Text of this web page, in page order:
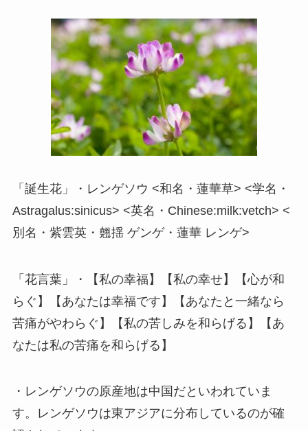
「誕生花」・レンゲソウ <和名・蓮華草> <学名・
Astragalus:sinicus> <英名・Chinese:milk:vetch> <
別名・紫雲英・翹揺 ゲンゲ・蓮華 レンゲ>
「花言葉」・【私の幸福】【私の幸せ】【心が和
らぐ】【あなたは幸福です】【あなたと一緒なら
苦痛がやわらぐ】【私の苦しみを和らげる】【あ
なたは私の苦痛を和らげる】
・レンゲソウの原産地は中国だといわれていま
す。レンゲソウは東アジアに分布しているのが確